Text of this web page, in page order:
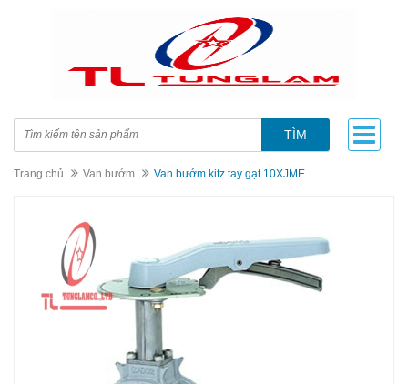
TÌM
Trang chủ Van bướm Van bướm kitz tay gạt 10XJME